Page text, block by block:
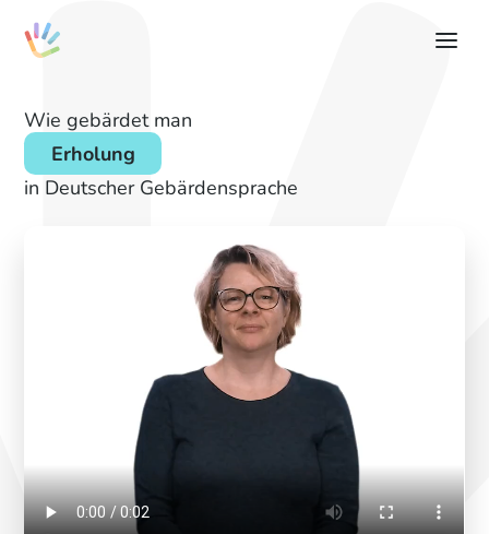
Wie gebärdet man
Erholung
in Deutscher Gebärdensprache